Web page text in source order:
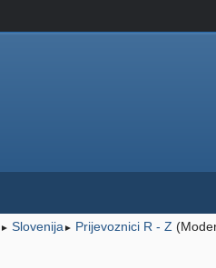
► Slovenija ► Prijevoznici R - Z